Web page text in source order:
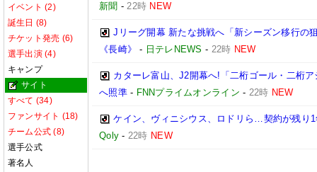
イベント (2)
誕生日 (8)
チケット発売 (6)
選手出演 (4)
キャンプ
サイト
すべて (34)
ファンサイト (18)
チーム公式 (8)
選手公式
著名人
新聞 -22時 NEW
Jリーグ開幕 新たな挑戦へ「新シーズン移行の
《長崎》
- 日テレNEWS - 22時 NEW
カターレ富山、J2開幕へ!「二桁ゴール・二桁
へ照準- FNNプライムオンライン - 22時 NEW
ケイン、ヴィニシウス、ロドリら…契約が残り
Qoly - 22時 NEW